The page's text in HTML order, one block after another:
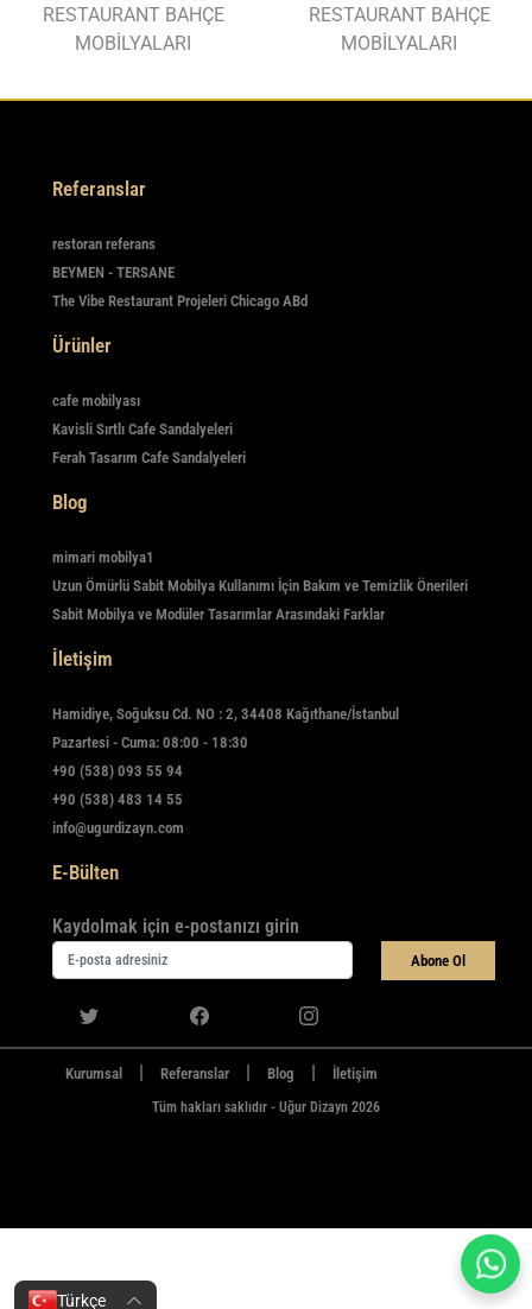
Türkçe
RESTAURANT BAHÇE
MOBİLYALARI
RESTAURANT BAHÇE
MOBİLYALARI
Referanslar
restoran referans
BEYMEN - TERSANE
The Vibe Restaurant Projeleri Chicago ABd
Ürünler
cafe mobilyası
Kavisli Sırtlı Cafe Sandalyeleri
Ferah Tasarım Cafe Sandalyeleri
Blog
mimari mobilya1
Uzun Ömürlü Sabit Mobilya Kullanımı İçin Bakım ve Temizlik Önerileri
Sabit Mobilya ve Modüler Tasarımlar Arasındaki Farklar
İletişim
Hamidiye, Soğuksu Cd. NO : 2, 34408 Kağıthane/İstanbul
Pazartesi - Cuma: 08:00 - 18:30
+90 (538) 093 55 94
+90 (538) 483 14 55
info@ugurdizayn.com
E-Bülten
Kaydolmak için e-postanızı girin
Abone Ol
Kurumsal | Referanslar | Blog | İletişim
Tüm hakları saklıdır - Uğur Dizayn 2026